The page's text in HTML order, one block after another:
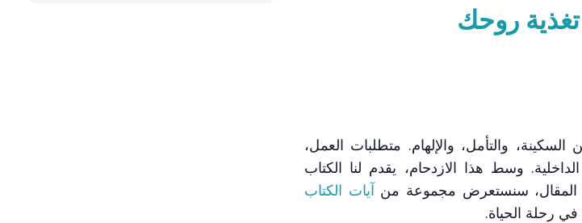
روحك
والتأمل، والإلهام. متطلبات العمل،
وسط هذا الازدحام، يقدم لنا الكتاب
المقال، سنستعرض مجموعة منآيات الكتاب
رحلة الحياة.